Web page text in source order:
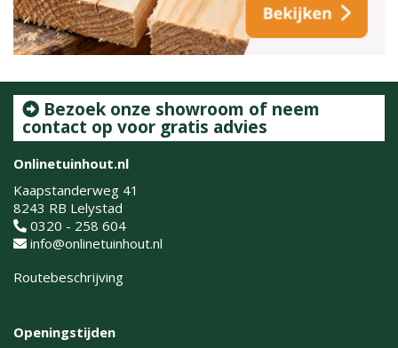
Bezoek onze showroom of neem
contact op voor gratis advies
Onlinetuinhout.nl
Kaapstanderweg 41
8243 RB Lelystad
0320 - 258 604
info@onlinetuinhout.nl
Routebeschrijving
Openingstijden